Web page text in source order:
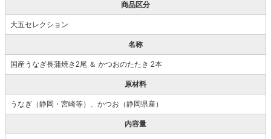
商品区分
大五セレクション
名称
国産うなぎ長蒲焼き2尾 ＆ かつおのたたき 2本
原材料
うなぎ（静岡・宮崎等）、かつお（静岡県産）
内容量